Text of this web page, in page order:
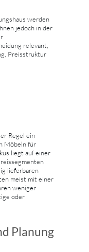
werden
jedoch in der
relevant,
Preisstruktur
Regel ein
Möbeln für
liegt auf einer
lieferbaren
meist mit einer
weniger
oder
Planung